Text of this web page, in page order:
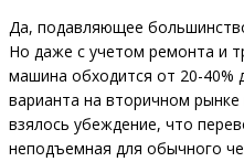
Да, подавляющее
Но даже с учетом ремонта и
машина обходится от 20-40%
варианта на вторичном рынке
взялось убеждение, что
неподъемная для обычного